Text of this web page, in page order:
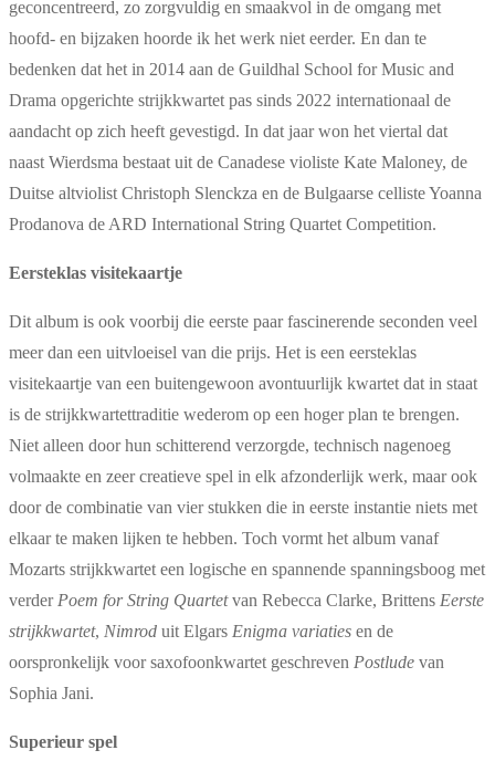
geconcentreerd, zo zorgvuldig en smaakvol in de omgang met
hoofd- en bijzaken hoorde ik het werk niet eerder. En dan te
bedenken dat het in 2014 aan de Guildhal School for Music and
Drama opgerichte strijkkwartet pas sinds 2022 internationaal de
aandacht op zich heeft gevestigd. In dat jaar won het viertal dat
naast Wierdsma bestaat uit de Canadese violiste Kate Maloney, de
Duitse altviolist Christoph Slenckza en de Bulgaarse celliste Yoanna
Prodanova de ARD International String Quartet Competition.
Eersteklas visitekaartje
Dit album is ook voorbij die eerste paar fascinerende seconden veel
meer dan een uitvloeisel van die prijs. Het is een eersteklas
visitekaartje van een buitengewoon avontuurlijk kwartet dat in staat
is de strijkkwartettraditie wederom op een hoger plan te brengen.
Niet alleen door hun schitterend verzorgde, technisch nagenoeg
volmaakte en zeer creatieve spel in elk afzonderlijk werk, maar ook
door de combinatie van vier stukken die in eerste instantie niets met
elkaar te maken lijken te hebben. Toch vormt het album vanaf
Mozarts strijkkwartet een logische en spannende spanningsboog met
verder Poem for String Quartetvan Rebecca Clarke, Brittens Eerste
strijkkwartet, Nimrod uit Elgars Enigma variaties en de
oorspronkelijk voor saxofoonkwartet geschreven Postlude van
Sophia Jani.
Superieur spel